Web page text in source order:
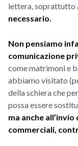
lettera, soprattutto
necessario.
Non pensiamo
comunicazione
come matrimoni e
abbiamo visitato
della schiera che
possa essere
ma anche
commerciali,